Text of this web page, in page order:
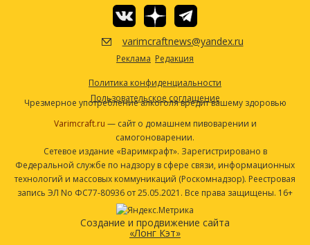
varimcraftnews@yandex.ru
Реклама Редакция
Политика конфиденциальности
Пользовательское соглашение
Чрезмерное употребление алкоголя вредит вашему здоровью
Varimcraft.ru — сайт о домашнем пивоварении и
самогоноварении.
Сетевое издание «Варимкрафт». Зарегистрировано в
Федеральной службе по надзору в сфере связи, информационных
технологий и массовых коммуникаций (Роскомнадзор). Реестровая
запись ЭЛ No ФС77-80936 от 25.05.2021. Все права защищены. 16+
Создание и продвижение сайта
«Лонг Кэт»